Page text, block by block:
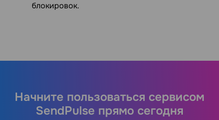
блокировок.
Начните пользоваться сервисом
SendPulse прямо сегодня